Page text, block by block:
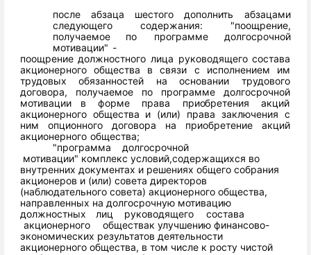
после абзаца шестого дополнить абзацами
следующего содержания:
"поощрение,
получаемое
по программе
долгосрочной
мотивации" -
поощрение должностного лица руководящего состава
акционерного
общества в связи с исполнением им
трудовых обязанностей на основании
трудового
договора,
получаемое по программе
долгосрочной
мотивации
в форме права приобретенияакций
акционерного общества и (или) права заключения с
ним
опционного договора на приобретение
акций
акционерного общества;
"программа
долгосрочной
мотивации" комплекс условий,содержащихся во
внутренних документах и решениях общего собрания
акционеров и (или) совета директоров
(наблюдательного совета) акционерного общества,
направленных на долгосрочную мотивацию
должностных
лиц руководящего
состава
акционерного
обществак улучшению финансово-
экономических результатов деятельности
акционерного общества, в том числе к росту чистой